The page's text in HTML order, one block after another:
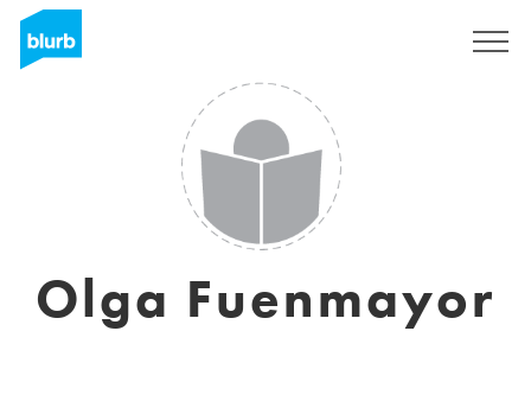
Olga Fuenmayor